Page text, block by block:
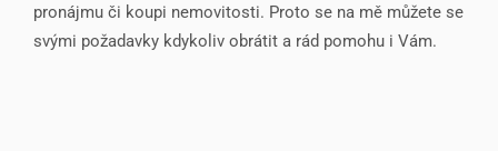
pronájmu či koupi nemovitosti. Proto se na mě můžete se
svými požadavky kdykoliv obrátit a rád pomohu i Vám.